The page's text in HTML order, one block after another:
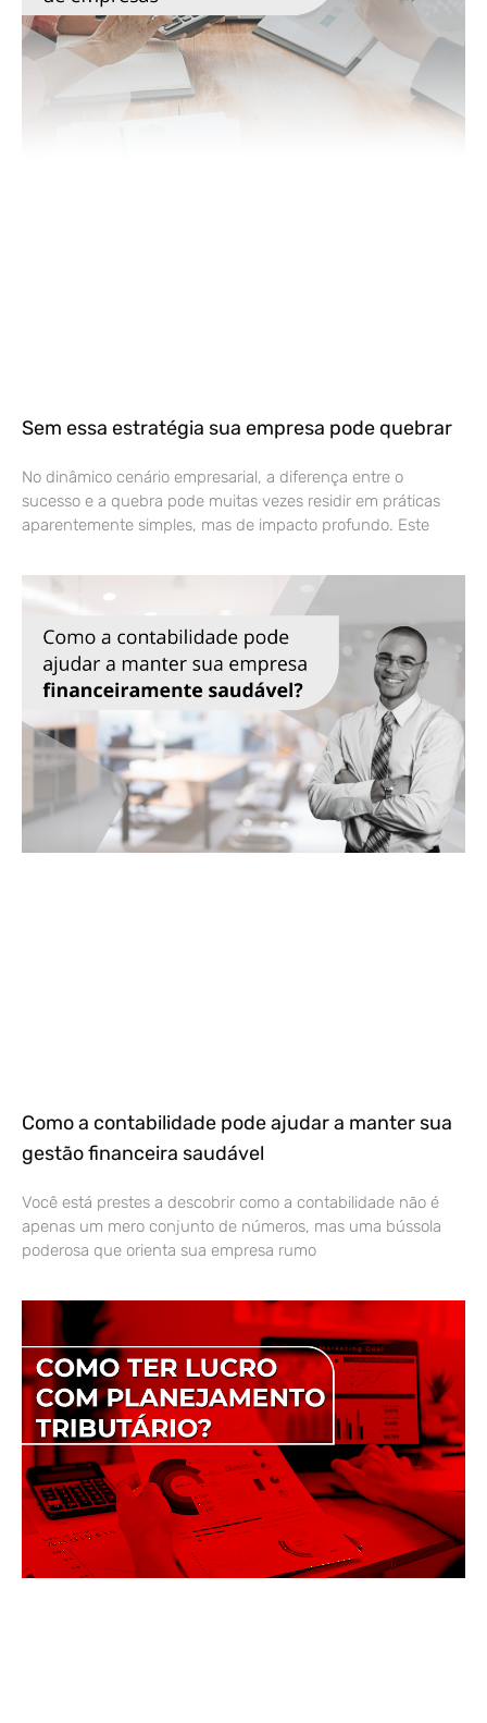
Sem essa estratégia sua empresa pode quebrar
No dinâmico cenário empresarial, a diferença entre o
sucesso e a quebra pode muitas vezes residir em práticas
aparentemente simples, mas de impacto profundo. Este
Como a contabilidade pode ajudar a manter sua
gestão financeira saudável
Você está prestes a descobrir como a contabilidade não é
apenas um mero conjunto de números, mas uma bússola
poderosa que orienta sua empresa rumo